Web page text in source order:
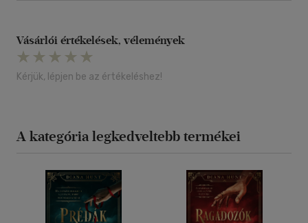
Vásárlói értékelések, vélemények
Kérjük, lépjen be az értékeléshez!
A kategória legkedveltebb termékei